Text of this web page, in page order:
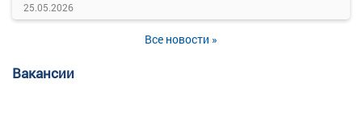
25.05.2026
Все новости »
Вакансии